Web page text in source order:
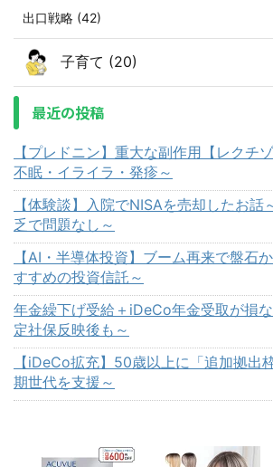
出口戦略 (42)
子育て (20)
最近の投稿
【プレドニン】重大な副作用【レクチ
不眠・イライラ・発疹～
【体験談】入院でNISAを売却したお話
乏で問題なし～
【AI・半導体投資】ブーム再来で盤石
すすめの投資信託～
年金繰下げ受給＋iDeCo年金受取が損
定社保反映後も～
【iDeCo拡充】50歳以上に「追加拠出
期世代を支援～